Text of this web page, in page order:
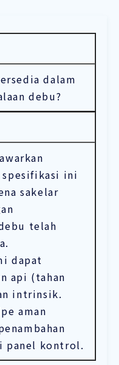
dalam
debu?
ini
sakelar
telah
dapat
api (tahan
intrinsik.
aman
panel kontrol.